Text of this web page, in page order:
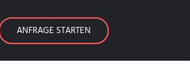
ANFRAGE STARTEN